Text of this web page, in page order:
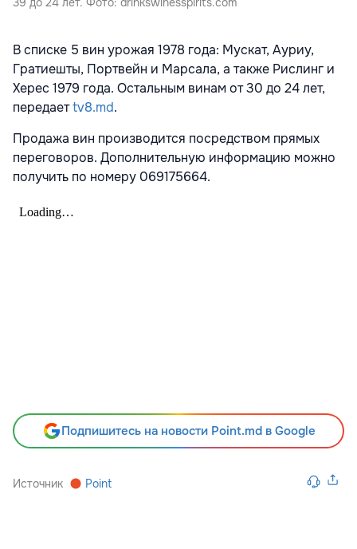
В списке 5 вин урожая 1978 года: Мускат, Ауриу,
Гратиешты, Портвейн и Марсала, а также Рислинг и
Херес 1979 года. Остальным винам от 30 до 24 лет,
передаетtv8.md.
Продажа вин производится посредством прямых
переговоров. Дополнительную информацию можно
получить по номеру 069175664.
Подпишитесь на новости Point.md в Google
Источник Point